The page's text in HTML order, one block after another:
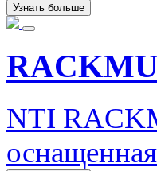
Узнать больше
NTI